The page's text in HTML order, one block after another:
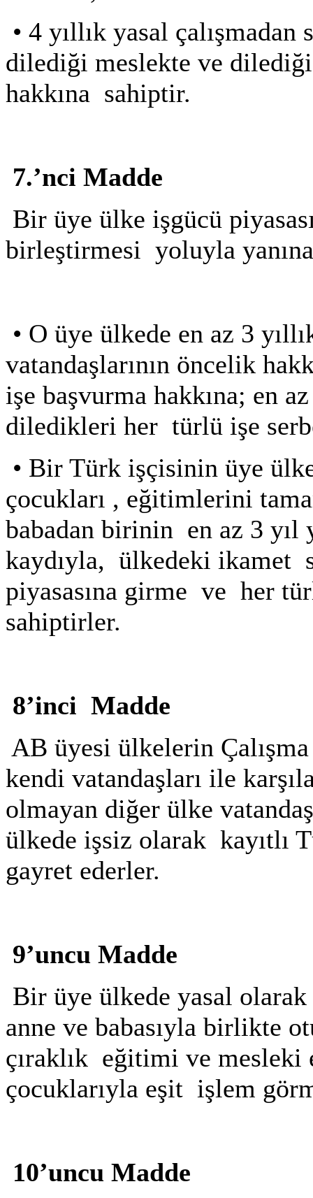
• 4 yıllık yasal
dilediği meslekte ve
hakkına sahiptir.
7.’nci Madde
Bir üye ülke işgücü
birleştirmesi yoluyla
• O üye ülkede en az 3
vatandaşlarının öncelik
işe başvurma hakkına; en
diledikleri her türlü işe
• Bir Türk işçisinin üye
çocukları , eğitimlerini
babadan birinin en az 3 yıl
kaydıyla, ülkedeki ikamet
piyasasına girme ve her
sahiptirler.
8’inci Madde
AB üyesi ülkelerin
kendi vatandaşları ile
olmayan diğer ülke
ülkede işsiz olarak kayıtlı
gayret ederler.
9’uncu Madde
Bir üye ülkede yasal olarak
anne ve babasıyla birlikte
çıraklık eğitimi ve mesleki
çocuklarıyla eşit işlem
10’uncu Madde